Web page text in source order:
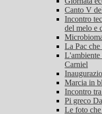
Canto V
Incontro
del melo e
La Pac
L'ambiente
Carniel
Marcia in
Incontro
Pi greco
Le foto